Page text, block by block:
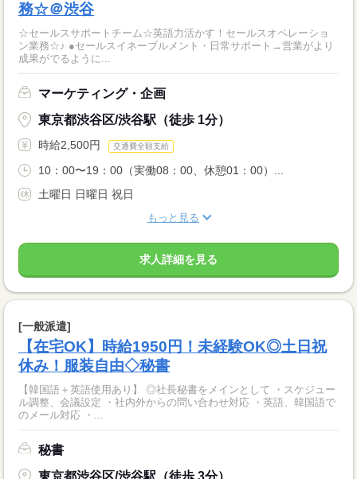
務☆＠渋谷
☆セールスサポートチーム☆英語力活かす！セールスオペレーショ
ン業務☆♪ ●セールスイネーブルメント・日常サポート→営業がより
成果がでるように...
マーケティング・企画
東京都渋谷区/渋谷駅（徒歩 1分）
時給2,500円 交通費全額支給
10：00〜19：00（実働08：00、休憩01：00）...
土曜日 日曜日 祝日
もっと見る
求人詳細を見る
[一般派遣]
【在宅OK】時給1950円！未経験OK◎土日祝
休み！服装自由◇秘書
【韓国語＋英語使用あり】 ◎社長秘書をメインとして ・スケジュー
ル調整、会議設定 ・社内外からの問い合わせ対応 ・英語、韓国語で
のメール対応 ・...
秘書
東京都渋谷区/渋谷駅（徒歩 3分）